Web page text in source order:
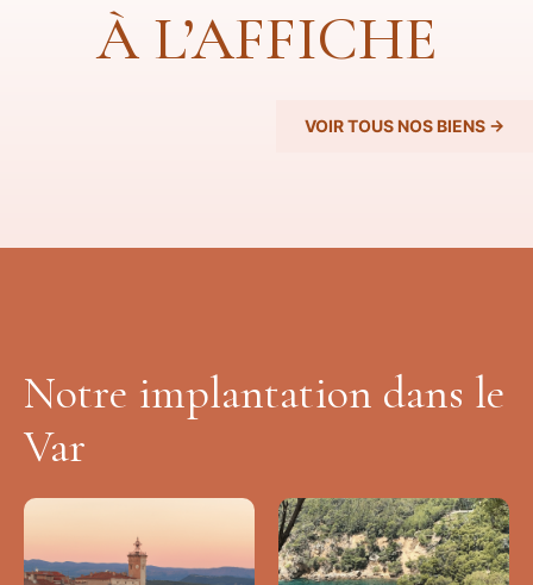
À L’AFFICHE
VOIR TOUS NOS BIENS →
Notre implantation dans le
Var